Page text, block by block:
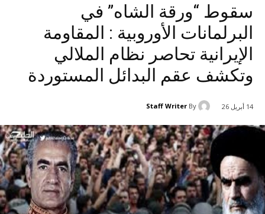
سقوط “ورقة الشاه” في
البرلمانات الأوروبية : المقاومة
الإيرانية تحاصر نظام الملالي
وتكشف عقم البدائل المستوردة
14 أبريل 26 By
Staff Writer